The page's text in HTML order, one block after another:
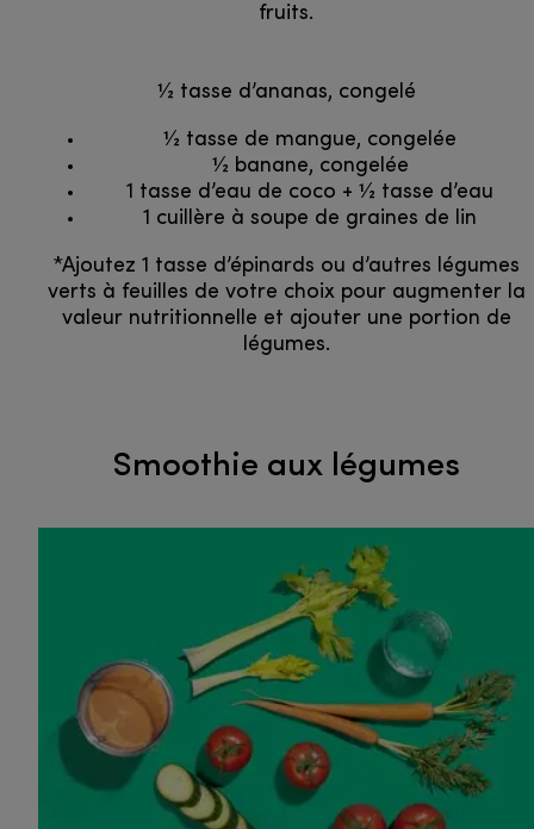
fruits.
1⁄2 tasse d’ananas, congelé
1⁄2 tasse de mangue, congelée
1⁄2 banane, congelée
1 tasse d’eau de coco + 1⁄2 tasse d’eau
1 cuillère à soupe de graines de lin
*Ajoutez 1 tasse d’épinards ou d’autres légumes
verts à feuilles de votre choix pour augmenter la
valeur nutritionnelle et ajouter une portion de
légumes.
Smoothie aux légumes